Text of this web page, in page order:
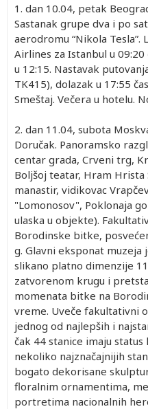
1. dan 10.04, petak
Sastanak grupe dva i po
aerodromu “Nikola
Airlines za Istanbul u
u 12:15. Nastavak
TK415), dolazak u 17:55
Smeštaj. Večera u hotelu.
2. dan 11.04, subota
Doručak. Panoramsko
centar grada, Crveni trg,
Boljšoj teatar, Hram Hrista
manastir, vidikovac
"Lomonosov", Poklonaja
ulaska u objekte).
Borodinske bitke,
g. Glavni eksponat
slikano platno dimenzije
zatvorenom krugu i
momenata bitke na
vreme. Uveče fakultativni
jednog od najlepših i
čak 44 stanice imaju
nekoliko najznačajnijih
bogato dekorisane
floralnim ornamentima,
portretima nacionalnih